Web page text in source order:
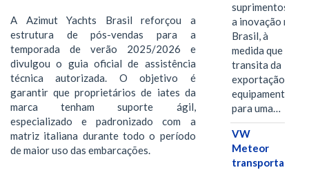
A Azimut Yachts Brasil reforçou a
estrutura de pós-vendas para a
temporada de verão 2025/2026 e
divulgou o guia oficial de assistência
técnica autorizada. O objetivo é
garantir que proprietários de iates da
marca tenham suporte ágil,
especializado e padronizado com a
matriz italiana durante todo o período
de maior uso das embarcações.
suprimentos e
a inovação no
Brasil, à
medida que
transita da
exportação de
equipamentos
para uma…
VW
Meteor
transporta